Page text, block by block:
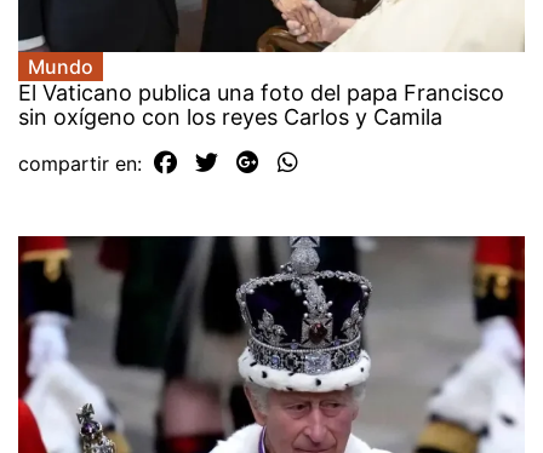
Mundo
El Vaticano publica una foto del papa Francisco
sin oxígeno con los reyes Carlos y Camila
compartir en: